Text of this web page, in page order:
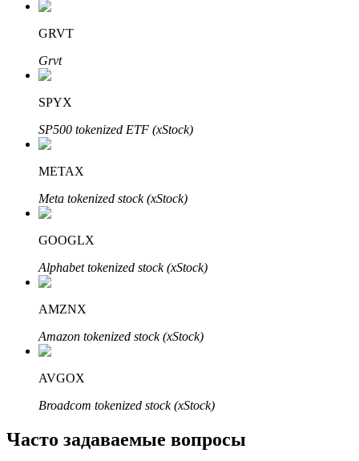
Bitrue
Bitrue Партнеры
Партнеры Bitrue
GRVT
Grvt
SPYX
SP500 tokenized ETF (xStock)
METAX
Meta tokenized stock (xStock)
GOOGLX
Alphabet tokenized stock (xStock)
AMZNX
Amazon tokenized stock (xStock)
AVGOX
Broadcom tokenized stock (xStock)
Часто задаваемые вопросы